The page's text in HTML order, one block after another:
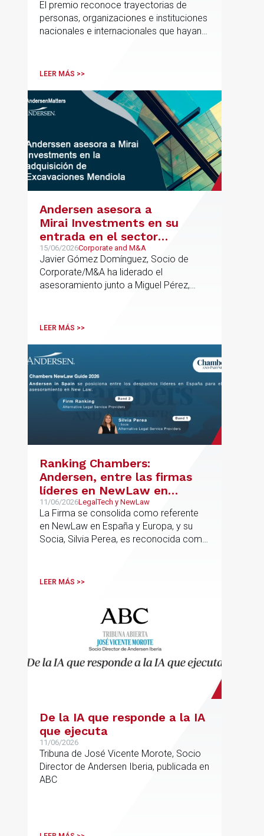
El premio reconoce trayectorias de
personas, organizaciones e instituciones
nacionales e internacionales que hayan
innovación o la equidad educativa
LEER MÁS >>
Andersen asesora a
Mirai Investments en su
entrada en el sector
medioambiental con la
adquisición de la
vasca Excavaciones
Mendiola
15/06/2026Corporate and M&A
Javier Gómez Domínguez, Socio de
Corporate/M&A ha liderado el
asesoramiento junto a Miguel Pérez,
LEER MÁS >>
Ranking Chambers:
Andersen, entre las firmas
líderes en NewLaw en
España y Europa
11/06/2026LegalTech y NewLaw
La Firma se consolida como referente
en NewLaw en España y Europa, y su
Socia, Silvia Perea, es reconocida como
LEER MÁS >>
De la IA que responde a la IA
que ejecuta
11/06/2026
Tribuna de José Vicente Morote, Socio
Director de Andersen Iberia, publicada en
ABC